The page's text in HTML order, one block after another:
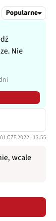
Popularne
Nie
01 CZE 2022 · 13:55
wcale